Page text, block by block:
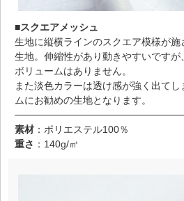
■スクエアメッシュ
生地に縦横ラインのスクエア模様が
生地。伸縮性があり動きやすいですが
ボリュームはありません。
また淡色カラーは透け感が強く出て
ムにお勧めの生地となります。
素材 ：ポリエステル100％
重さ ：140g/㎡